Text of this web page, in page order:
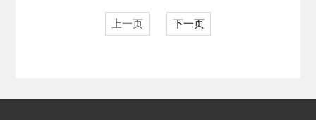
上一页 下一页